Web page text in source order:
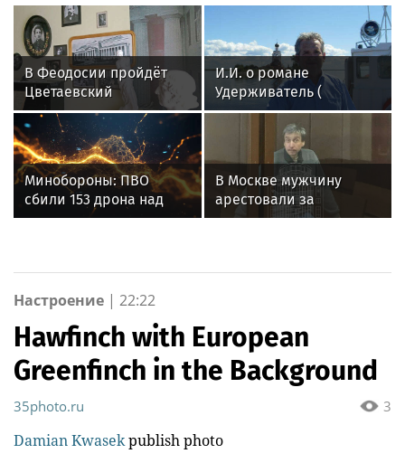
В Феодосии пройдёт
Цветаевский
музыкально-
поэтический
фестиваль: программа
И.И. о романе
Удерживатель (
Удерживающий сейчас
) русского вологодского
писателя и поэта
Андрея Малышева (
роман опубликован в
2016 г. )
Минобороны: ПВО
сбили 153 дрона над
Россией за ночь 9
В Москве мужчину
арестовали за
истязание родителей
Настроение | 22:22
Hawfinch with European
Greenfinch in the Background
3
35photo.ru
Damian Kwasekpublish photo